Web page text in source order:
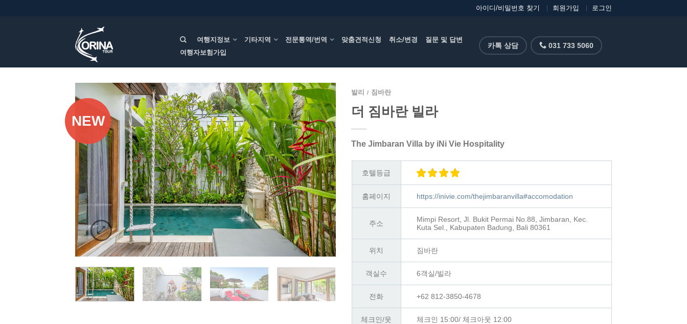
아이디/비밀번호 찾기 회원가입 로그인
여행지정보 기타지역 전문통역/번역 맞춤견적신청 취소/변경
질문 및 답변
여행자보험가입
카톡 상담 031 733 5060
NEW
발리 / 짐바란
더 짐바란 빌라
The Jimbaran Villa by iNi Vie Hospitality
호텔등급
홈페이지 https://inivie.com/thejimbaranvilla#accomodation
주소
Mimpi Resort, Jl. Bukit Permai No.88, Jimbaran, Kec.
Kuta Sel., Kabupaten Badung, Bali 80361
위치 짐바란
객실수 6객실/빌라
전화 +62 812-3850-4678
체크인/웃 체크인 15:00/ 체크아웃 12:00